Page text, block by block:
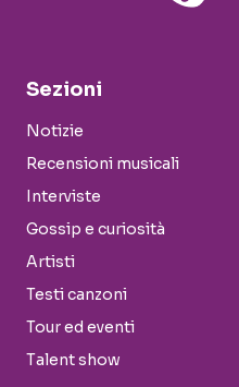
Sezioni
Notizie
Recensioni musicali
Interviste
Gossip e curiosità
Artisti
Testi canzoni
Tour ed eventi
Talent show